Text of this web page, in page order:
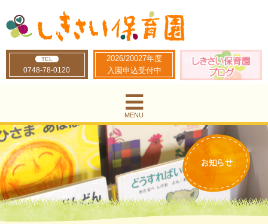
2026/20027年度
入園申込受付中
TEL
0748-78-0120
MENU